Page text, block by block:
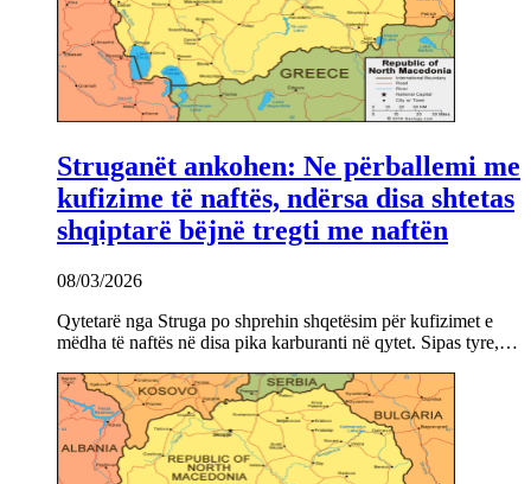
Struganët ankohen: Ne përballemi me
kufizime të naftës, ndërsa disa shtetas
shqiptarë bëjnë tregti me naftën
08/03/2026
Qytetarë nga Struga po shprehin shqetësim për kufizimet e
mëdha të naftës në disa pika karburanti në qytet. Sipas tyre,…